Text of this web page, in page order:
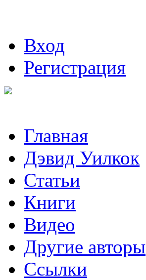
Вход
Регистрация
Главная
Дэвид Уилкок
Статьи
Книги
Видео
Другие авторы
Ссылки